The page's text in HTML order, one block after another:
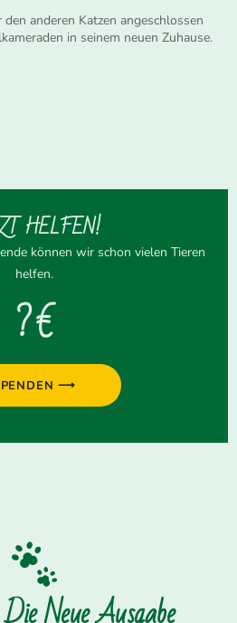
anderen Katzen angeschlossen
in seinem neuen Zuhause.
HELFEN!
können wir schon vielen Tieren
helfen.
? €
⟶